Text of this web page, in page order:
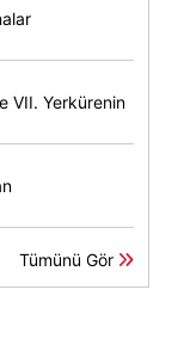
VII. Yerkürenin
Tümünü Gör